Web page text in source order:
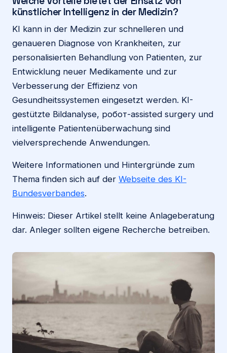
künstlicher Intelligenz in der Medizin?
KI kann in der Medizin zur schnelleren und
genaueren Diagnose von Krankheiten, zur
personalisierten Behandlung von Patienten, zur
Entwicklung neuer Medikamente und zur
Verbesserung der Effizienz von
Gesundheitssystemen eingesetzt werden. KI-
gestützte Bildanalyse, робот-assisted surgery und
intelligente Patientenüberwachung sind
vielversprechende Anwendungen.
Weitere Informationen und Hintergründe zum
Thema finden sich auf der Webseite des KI-
Bundesverbandes.
Hinweis: Dieser Artikel stellt keine Anlageberatung
dar. Anleger sollten eigene Recherche betreiben.